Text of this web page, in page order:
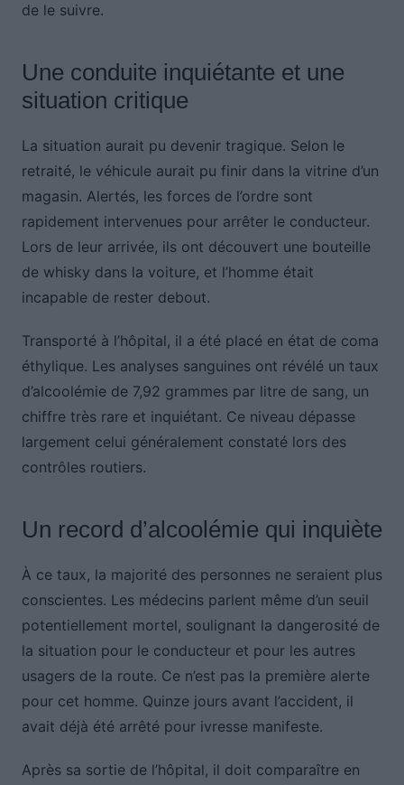
de le suivre.
Une conduite inquiétante et une
situation critique
La situation aurait pu devenir tragique. Selon le
retraité, le véhicule aurait pu finir dans la vitrine d’un
magasin. Alertés, les forces de l’ordre sont
rapidement intervenues pour arrêter le conducteur.
Lors de leur arrivée, ils ont découvert une bouteille
de whisky dans la voiture, et l’homme était
incapable de rester debout.
Transporté à l’hôpital, il a été placé en état de coma
éthylique. Les analyses sanguines ont révélé un taux
d’alcoolémie de 7,92 grammes par litre de sang, un
chiffre très rare et inquiétant. Ce niveau dépasse
largement celui généralement constaté lors des
contrôles routiers.
Un record d’alcoolémie qui inquiète
À ce taux, la majorité des personnes ne seraient plus
conscientes. Les médecins parlent même d’un seuil
potentiellement mortel, soulignant la dangerosité de
la situation pour le conducteur et pour les autres
usagers de la route. Ce n’est pas la première alerte
pour cet homme. Quinze jours avant l’accident, il
avait déjà été arrêté pour ivresse manifeste.
Après sa sortie de l’hôpital, il doit comparaître en